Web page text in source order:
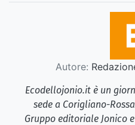
Autore:
Ecodellojonio.it è un
sede a Corigliano-
Gruppo editoriale Jonico